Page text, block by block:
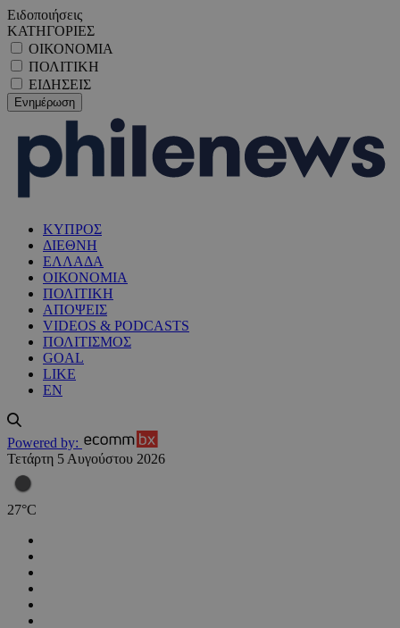
Ειδοποιήσεις
ΚΑΤΗΓΟΡΙΕΣ
ΟΙΚΟΝΟΜΙΑ
ΠΟΛΙΤΙΚΗ
ΕΙΔΗΣΕΙΣ
ΚΥΠΡΟΣ
ΔΙΕΘΝΗ
ΕΛΛΑΔΑ
ΟΙΚΟΝΟΜΙΑ
ΠΟΛΙΤΙΚΗ
ΑΠΟΨΕΙΣ
VIDEOS & PODCASTS
ΠΟΛΙΤΙΣΜΟΣ
GOAL
LIKE
EN
Powered by:
Τετάρτη 5 Αυγούστου 2026
27°C